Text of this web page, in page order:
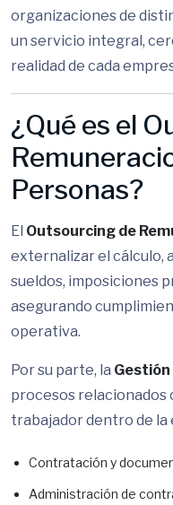
organizaciones de
un servicio integral,
realidad de cada
¿Qué es el
Personas?
El Outsourcing de
externalizar el cálculo,
sueldos, imposiciones
asegurando
operativa.
Por su parte, la Gestión
procesos relacionados
trabajador dentro de la
Contratación y
Administración de